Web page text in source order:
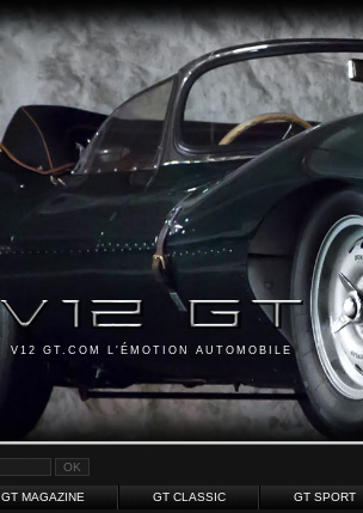
V12 GT.COM L'ÉMOTION AUTOMOBILE
GT MAGAZINE GT CLASSIC GT SPORT